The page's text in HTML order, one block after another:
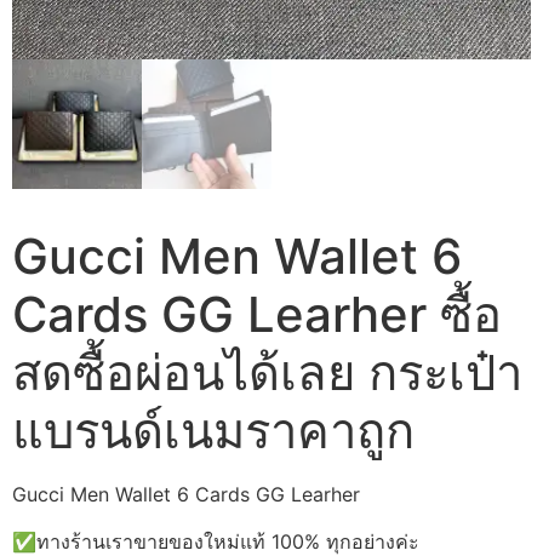
Gucci Men Wallet 6
Cards GG Learher ซื้อ
สดซื้อผ่อนได้เลย กระเป๋า
แบรนด์เนมราคาถูก
Gucci Men Wallet 6 Cards GG Learher
✅ทางร้านเราขายของใหม่แท้ 100% ทุกอย่างค่ะ